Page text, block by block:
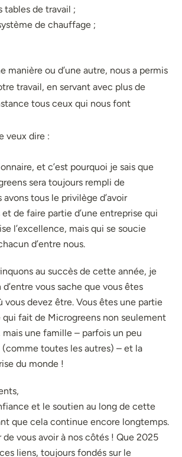
tables de travail ;
de chauffage ;
manière ou d’une autre, nous a permis
travail, en servant avec plus de
tous ceux qui nous font
veux dire :
et c’est pourquoi je sais que
sera toujours rempli de
avons tous le privilège d’avoir
de faire partie d’une entreprise qui
l’excellence, mais qui se soucie
d’entre nous.
au succès de cette année, je
vous sache que vous êtes
vous devez être. Vous êtes une partie
fait de Microgreens non seulement
une famille – parfois un peu
toutes les autres) – et la
du monde !
et le soutien au long de cette
que cela continue encore longtemps.
de vous avoir à nos côtés ! Que 2025
liens, toujours fondés sur le